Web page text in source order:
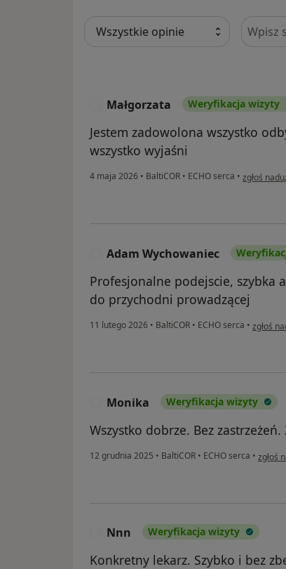
Szukaj
Małgorzata Weryfikacja wizyty
Jestem zadowolona wszystko
wszystko wyjaśni
4 maja 2026 • BaltiCOR • ECHO serca • w opinii
zgłoś
Adam Wychowaniec
Profesjonalne podejscie, szybka
do przychodni prowadzącej
11 lutego 2026 • BaltiCOR • ECHO serca • w opinii
zgłoś
Monika Weryfikacja wizyty
Wszystko dobrze. Bez zastrzeżeń.
12 grudnia 2025 • BaltiCOR • ECHO serca • w
zgłoś
Nnn Weryfikacja wizyty
Konkretny lekarz. Szybko i bez